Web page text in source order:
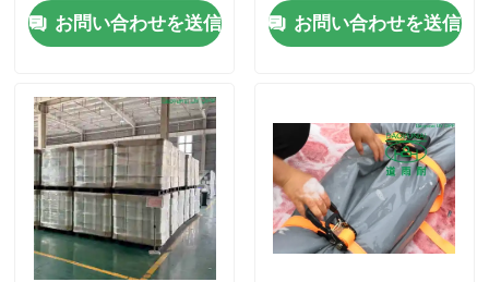
プロダクト
私達について
工場旅行
お問い合わせを送信
お問い合わせを送信